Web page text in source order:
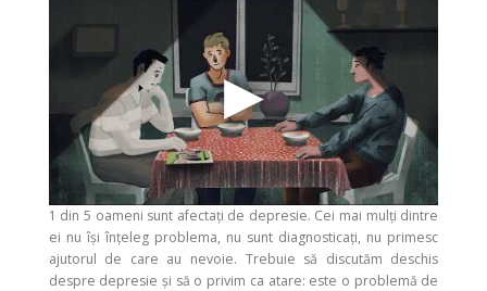
1 din 5 oameni sunt afectați de depresie. Cei mai mulți dintre
ei nu își înțeleg problema, nu sunt diagnosticați, nu primesc
ajutorul de care au nevoie. Trebuie să discutăm deschis
despre depresie și să o privim ca atare: este o problemă de